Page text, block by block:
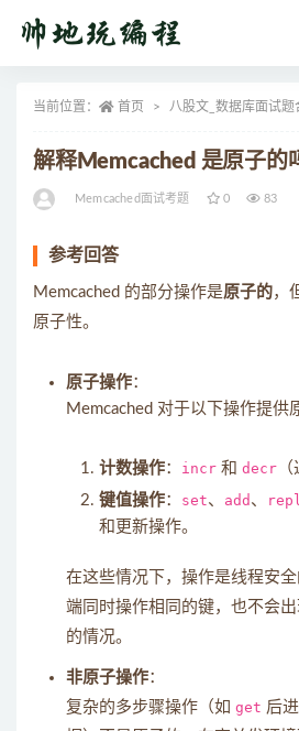
当前位置： 首页 八股文_数据库面试题
解释Memcached 是原子的
Memcached面试考题 0 83
参考回答
Memcached 的部分操作是原子的，
原子性。
原子操作：
Memcached 对于以下操作提供
计数操作： incr 和 decr
键值操作： set、 add 、
和更新操作。
在这些情况下，操作是线程安
端同时操作相同的键，也不会
的情况。
非原子操作：
复杂的多步骤操作（如 get 后